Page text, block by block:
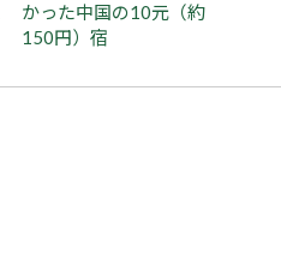
かった中国の10元（約
150円）宿